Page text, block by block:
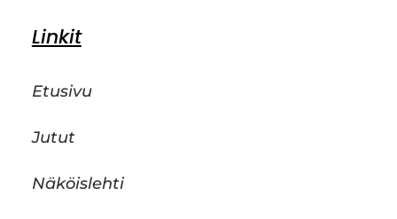
Linkit
Etusivu
Jutut
Näköislehti